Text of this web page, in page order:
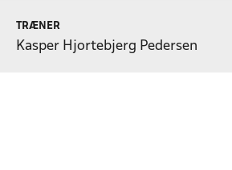
TRÆNER
Kasper Hjortebjerg Pedersen